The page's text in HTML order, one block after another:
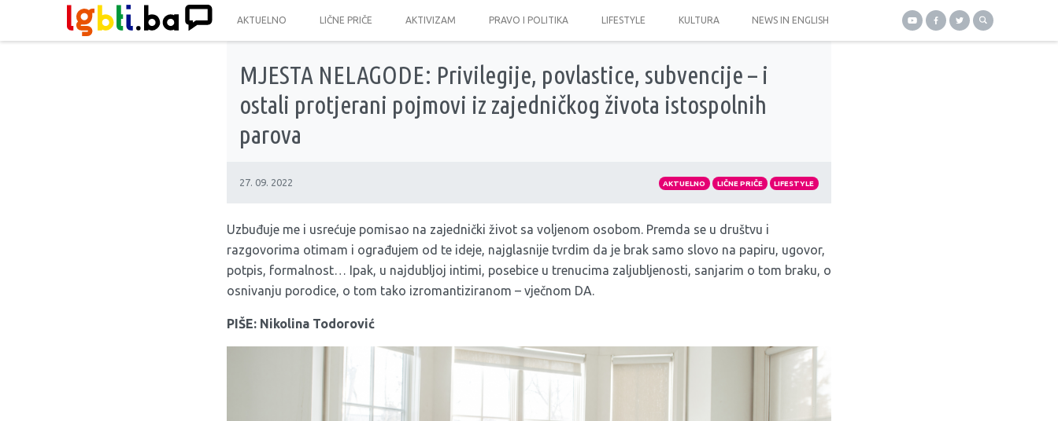
AKTUELNO LIČNE PRIČE AKTIVIZAM PRAVO I POLITIKA LIFESTYLE KULTURA NEWS IN ENGLISH
MJESTA NELAGODE: Privilegije, povlastice, subvencije – i
ostali protjerani pojmovi iz zajedničkog života istospolnih
parova
27. 09. 2022 AKTUELNO LIČNE PRIČE LIFESTYLE
Uzbuđuje me i usrećuje pomisao na zajednički život sa voljenom osobom. Premda se u društvu i
razgovorima otimam i ograđujem od te ideje, najglasnije tvrdim da je brak samo slovo na papiru, ugovor,
potpis, formalnost… Ipak, u najdubljoj intimi, posebice u trenucima zaljubljenosti, sanjarim o tom braku, o
osnivanju porodice, o tom tako izromantiziranom – vječnom DA.
PIŠE: Nikolina Todorović